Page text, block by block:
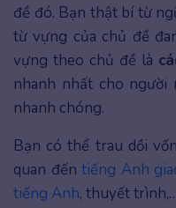
đề đó. Bạn thật bí từ
từ vựng của chủ đề
vựng theo chủ đề là
nhanh nhất cho
nhanh chóng.
Bạn có thể trau dồi
quan đến tiếng Anh
tiếng Anh, thuyết